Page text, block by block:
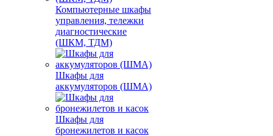
Компьютерные шкафы
управления, тележки
диагностические
(ШКМ, ТДМ)
Шкафы для
аккумуляторов (ШМА)
Шкафы для
бронежилетов и касок